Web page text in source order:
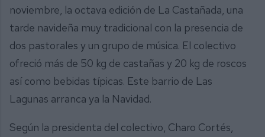
noviembre, la octava edición de La Castañada, una
tarde navideña muy tradicional con la presencia de
dos pastorales y un grupo de música. El colectivo
ofreció más de 50 kg de castañas y 20 kg de roscos
así como bebidas típicas. Este barrio de Las
Lagunas arranca ya la Navidad.
Según la presidenta del colectivo, Charo Cortés,